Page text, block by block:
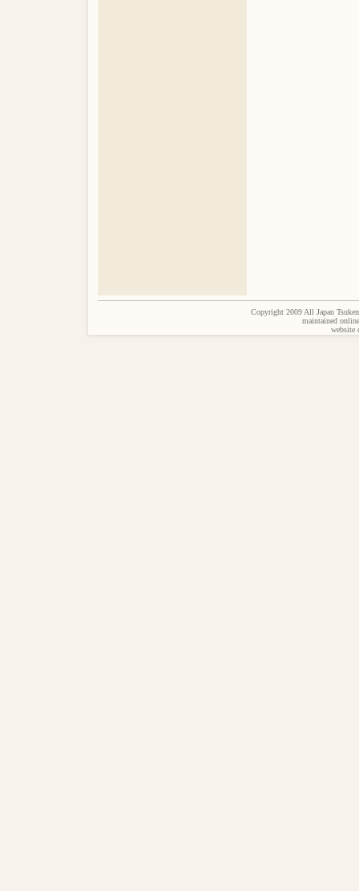
Copyright 2009 All Japan
maintained
website